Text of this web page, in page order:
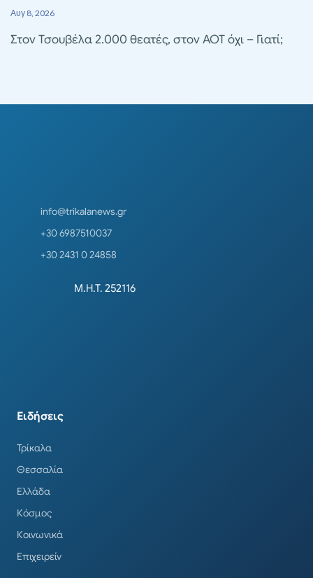
Αυγ 8, 2026
Στον Τσουβέλα 2.000 θεατές, στον ΑΟΤ όχι – Γιατί;
info@trikalanews.gr
+30 6987510037
+30 2431 0 24858
Μ.Η.Τ. 252116
Ειδήσεις
Τρίκαλα
Θεσσαλία
Ελλάδα
Κόσμος
Κοινωνικά
Επιχειρείν